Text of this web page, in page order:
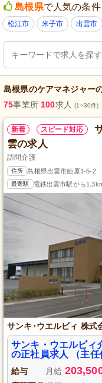
島根県で人気の条件
松江市 米子市 出雲市
島根県のケアマネジャー
75事業所 100求人(1~30件)
新着 スピード対応
雲の求人
訪問介護
住所 島根県出雲市姫原1-5-2
最寄駅 電鉄出雲市駅から
サンキ･ウエルビィ 株式
サンキ・ウエルビィ
の正社員求人 （主任
給与 月給